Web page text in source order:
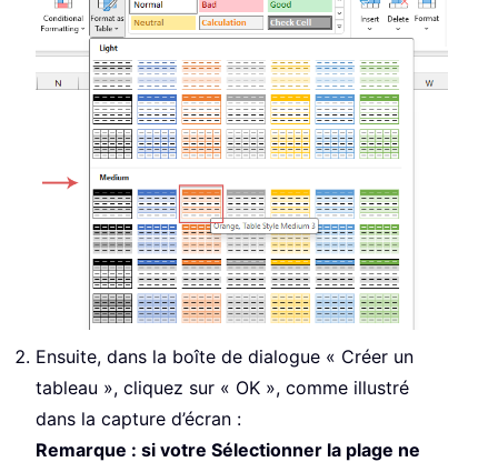
Ensuite, dans la boîte de dialogue « Créer un
tableau », cliquez sur « OK », comme illustré
dans la capture d’écran :
Remarque : si votre Sélectionner la plage ne